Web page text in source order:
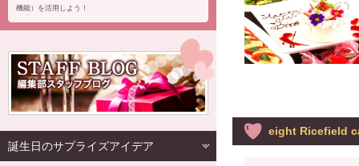
eight Ricefield
機能）を活用しよう！
誕生日のサプライズアイデア